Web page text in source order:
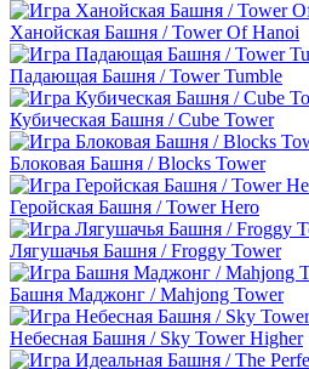
Ханойская Башня / Tower Of Hanoi
Падающая Башня / Tower Tumble
Кубическая Башня / Cube Tower
Блоковая Башня / Blocks Tower
Геройская Башня / Tower Hero
Лягушачья Башня / Froggy Tower
Башня Маджонг / Mahjong Tower
Небесная Башня / Sky Tower Higher